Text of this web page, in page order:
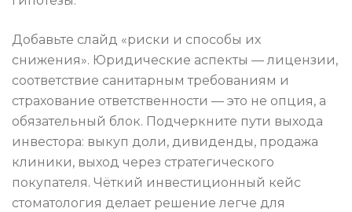
Добавьте слайд «риски и способы их
снижения». Юридические аспекты — лицензии,
соответствие санитарным требованиям и
страхование ответственности — это не опция, а
обязательный блок. Подчеркните пути выхода
инвестора: выкуп доли, дивиденды, продажа
клиники, выход через стратегического
покупателя. Чёткий инвестиционный кейс
стоматология делает решение легче для